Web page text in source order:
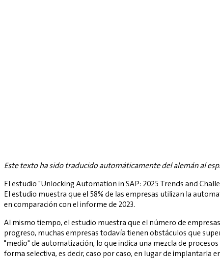
Este texto ha sido traducido automáticamente del alemán al
El estudio "Unlocking Automation in SAP: 2025 Trends and
El estudio muestra que el 58% de las empresas utilizan la
en comparación con el informe de 2023.
Al mismo tiempo, el estudio muestra que el número de
progreso, muchas empresas todavía tienen obstáculos que
"medio" de automatización, lo que indica una mezcla de
forma selectiva, es decir, caso por caso, en lugar de implantarla